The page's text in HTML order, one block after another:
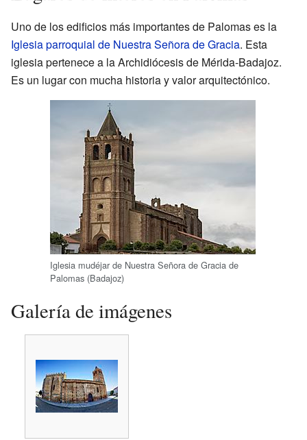
Uno de los edificios más importantes de Palomas es la
Iglesia parroquial de Nuestra Señora de Gracia. Esta
iglesia pertenece a la Archidiócesis de Mérida-Badajoz.
Es un lugar con mucha historia y valor arquitectónico.
Iglesia mudéjar de Nuestra Señora de Gracia de
Palomas (Badajoz)
Galería de imágenes